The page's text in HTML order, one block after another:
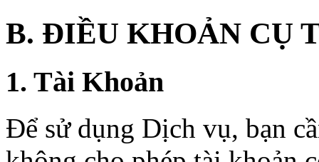
B. ĐIỀU KHOẢN CỤ
1. Tài Khoản
Để sử dụng Dịch vụ, bạn